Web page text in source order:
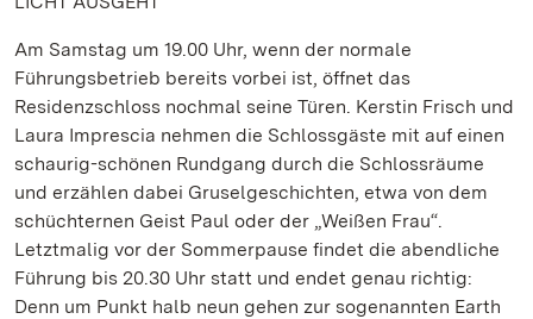
Am Samstag um 19.00 Uhr, wenn der normale
Führungsbetrieb bereits vorbei ist, öffnet das
Residenzschloss nochmal seine Türen. Kerstin Frisch und
Laura Imprescia nehmen die Schlossgäste mit auf einen
schaurig-schönen Rundgang durch die Schlossräume
und erzählen dabei Gruselgeschichten, etwa von dem
schüchternen Geist Paul oder der „Weißen Frau“.
Letztmalig vor der Sommerpause findet die abendliche
Führung bis 20.30 Uhr statt und endet genau richtig:
Denn um Punkt halb neun gehen zur sogenannten Earth